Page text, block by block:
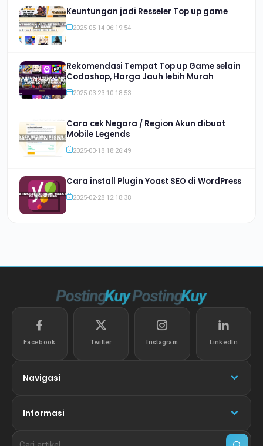
Keuntungan jadi Resseler Top up game
2025-05-14 06:19:54
Rekomendasi Tempat Top up Game selain
Codashop, Harga Jauh lebih Murah
2025-03-23 10:18:53
Cara cek Negara / Region Akun dibuat
Mobile Legends
2025-03-18 18:26:49
Cara install Plugin Yoast SEO di WordPress
2025-02-28 12:18:38
Facebook Twitter Instagram LinkedIn
Navigasi
Informasi